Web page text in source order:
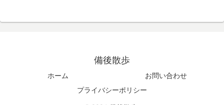
備後散歩
ホーム
お問い合わせ
プライバシーポリシー